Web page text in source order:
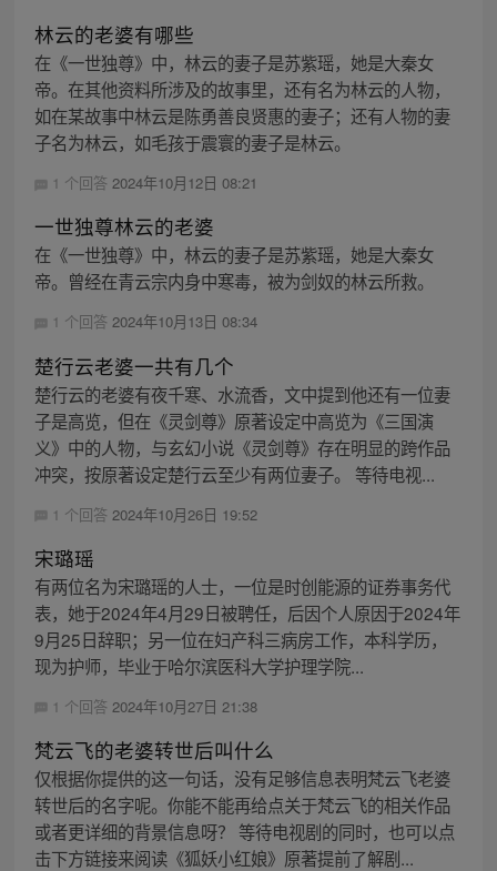
林云的老婆有哪些
在《一世独尊》中，林云的妻子是苏紫瑶，她是大秦女
帝。在其他资料所涉及的故事里，还有名为林云的人物，
如在某故事中林云是陈勇善良贤惠的妻子；还有人物的妻
子名为林云，如毛孩于震寰的妻子是林云。
1 个回答 2024年10月12日 08:21
一世独尊林云的老婆
在《一世独尊》中，林云的妻子是苏紫瑶，她是大秦女
帝。曾经在青云宗内身中寒毒，被为剑奴的林云所救。
1 个回答 2024年10月13日 08:34
楚行云老婆一共有几个
楚行云的老婆有夜千寒、水流香，文中提到他还有一位妻
子是高览，但在《灵剑尊》原著设定中高览为《三国演
义》中的人物，与玄幻小说《灵剑尊》存在明显的跨作品
冲突，按原著设定楚行云至少有两位妻子。 等待电视...
1 个回答 2024年10月26日 19:52
宋璐瑶
有两位名为宋璐瑶的人士，一位是时创能源的证券事务代
表，她于2024年4月29日被聘任，后因个人原因于2024年
9月25日辞职；另一位在妇产科三病房工作，本科学历，
现为护师，毕业于哈尔滨医科大学护理学院...
1 个回答 2024年10月27日 21:38
梵云飞的老婆转世后叫什么
仅根据你提供的这一句话，没有足够信息表明梵云飞老婆
转世后的名字呢。你能不能再给点关于梵云飞的相关作品
或者更详细的背景信息呀？ 等待电视剧的同时，也可以点
击下方链接来阅读《狐妖小红娘》原著提前了解剧...